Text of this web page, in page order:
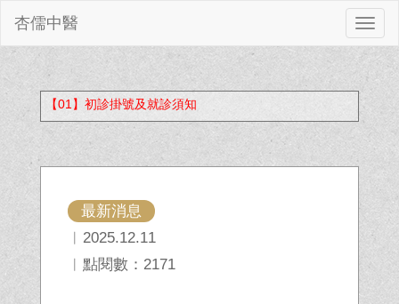
切
換
杏儒中醫
【01】初診掛號及就診須知
最新消息
︱2025.12.11
︱點閱數：2171